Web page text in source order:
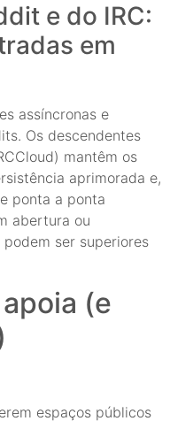
e do IRC:
em
assíncronas e
Os descendentes
mantêm os
aprimorada e,
ponta a ponta
abertura ou
ser superiores
(e
espaços públicos